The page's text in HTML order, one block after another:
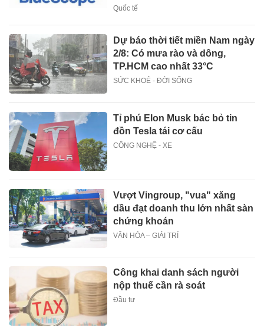
Quốc tế
Dự báo thời tiết miền Nam ngày
2/8: Có mưa rào và dông,
TP.HCM cao nhất 33°C
SỨC KHOẺ - ĐỜI SỐNG
Tỉ phú Elon Musk bác bỏ tin
đồn Tesla tái cơ cấu
CÔNG NGHỆ - XE
Vượt Vingroup, "vua" xăng
dầu đạt doanh thu lớn nhất sàn
chứng khoán
VĂN HÓA – GIẢI TRÍ
Công khai danh sách người
nộp thuế cần rà soát
Đầu tư